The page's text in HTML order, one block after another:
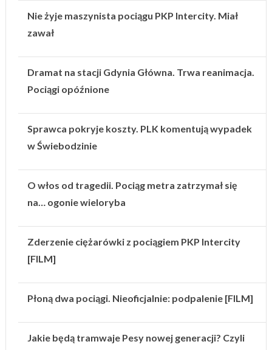
Nie żyje maszynista pociągu PKP Intercity. Miał
zawał
Dramat na stacji Gdynia Główna. Trwa reanimacja.
Pociągi opóźnione
Sprawca pokryje koszty. PLK komentują wypadek
w Świebodzinie
O włos od tragedii. Pociąg metra zatrzymał się
na… ogonie wieloryba
Zderzenie ciężarówki z pociągiem PKP Intercity
[FILM]
Płoną dwa pociągi. Nieoficjalnie: podpalenie [FILM]
Jakie będą tramwaje Pesy nowej generacji? Czyli